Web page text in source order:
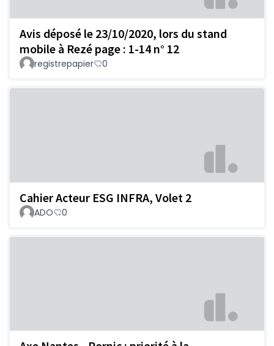
Avis déposé le 23/10/2020, lors du stand
mobile à Rezé page : 1-14 n° 12
registrepapier 0
Cahier Acteur ESG INFRA, Volet 2
ADO 0